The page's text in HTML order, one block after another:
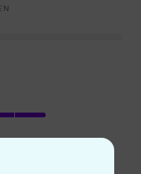
ist sehr
Durchmesser (ca